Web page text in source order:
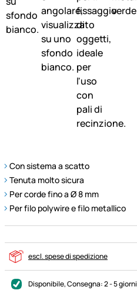
Con sistema a scatto
Tenuta molto sicura
Per corde fino a Ø 8 mm
Per filo polywire e filo metallico
escl. spese di spedizione
Disponibile, Consegna:2 - 5 giorni